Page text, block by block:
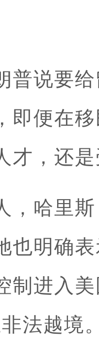
普说要
即便在
才，还
，哈里
也明确
制进入
法越境